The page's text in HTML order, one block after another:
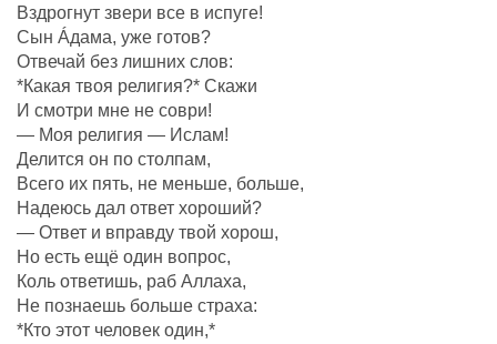
Вздрогнут звери все в испуге!
Сын Áдама, уже готов?
Отвечай без лишних слов:
*Какая твоя религия?* Скажи
И смотри мне не соври!
— Моя религия — Ислам!
Делится он по столпам,
Всего их пять, не меньше, больше,
Надеюсь дал ответ хороший?
— Ответ и вправду твой хорош,
Но есть ещё один вопрос,
Коль ответишь, раб Аллаха,
Не познаешь больше страха:
*Кто этот человек один,*